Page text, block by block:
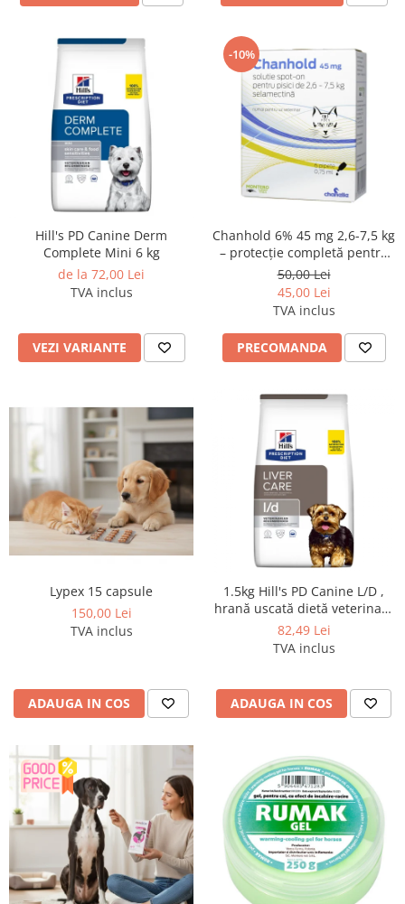
Hill's PD Canine Derm
Complete Mini 6 kg
de la 72,00 Lei
TVA inclus
VEZI VARIANTE
-10%
Chanhold 6% 45 mg 2,6-7,5 kg
– protecție completă pentru
pisica ta
50,00 Lei
45,00 Lei
TVA inclus
PRECOMANDA
Lypex 15 capsule
150,00 Lei
TVA inclus
ADAUGA IN COS
1.5kg Hill's PD Canine L/D ,
hrană uscată dietă veterinară
pentru câini cu probleme
hepatice
82,49 Lei
TVA inclus
ADAUGA IN COS